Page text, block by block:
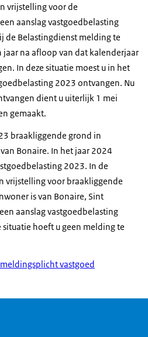
vrijstelling voor de
aanslag vastgoedbelasting
de Belastingdienst melding te
na afloop van dat kalenderjaar
In deze situatie moest u in het
2023 ontvangen. Nu
dient u uiterlijk 1 mei
gemaakt.
braakliggende grond in
Bonaire. In het jaar 2024
2023. In de
vrijstelling voor braakliggende
is van Bonaire, Sint
aanslag vastgoedbelasting
hoeft u geen melding te
vastgoed